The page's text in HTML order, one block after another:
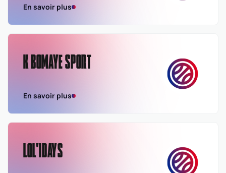
En savoir plus
K BOMAYE SPORT
En savoir plus
LOL'IDAYS